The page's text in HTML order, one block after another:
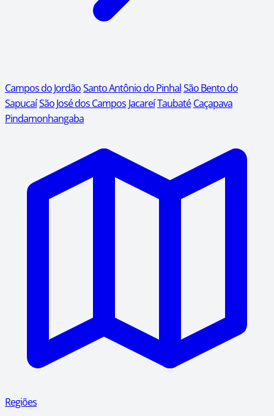
Campos do JordãoSanto Antônio do PinhalSão Bento do
SapucaíSão José dos Campos JacareíTaubaté Caçapava
Pindamonhangaba
Regiões